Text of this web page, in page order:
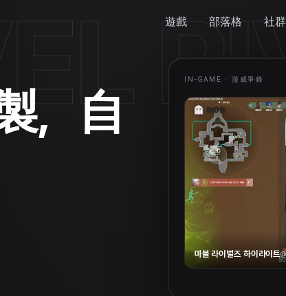
遊戲 部落格 社群
，自
IN-GAME · 漫威爭鋒
마블 라이벌즈 하이라이트@